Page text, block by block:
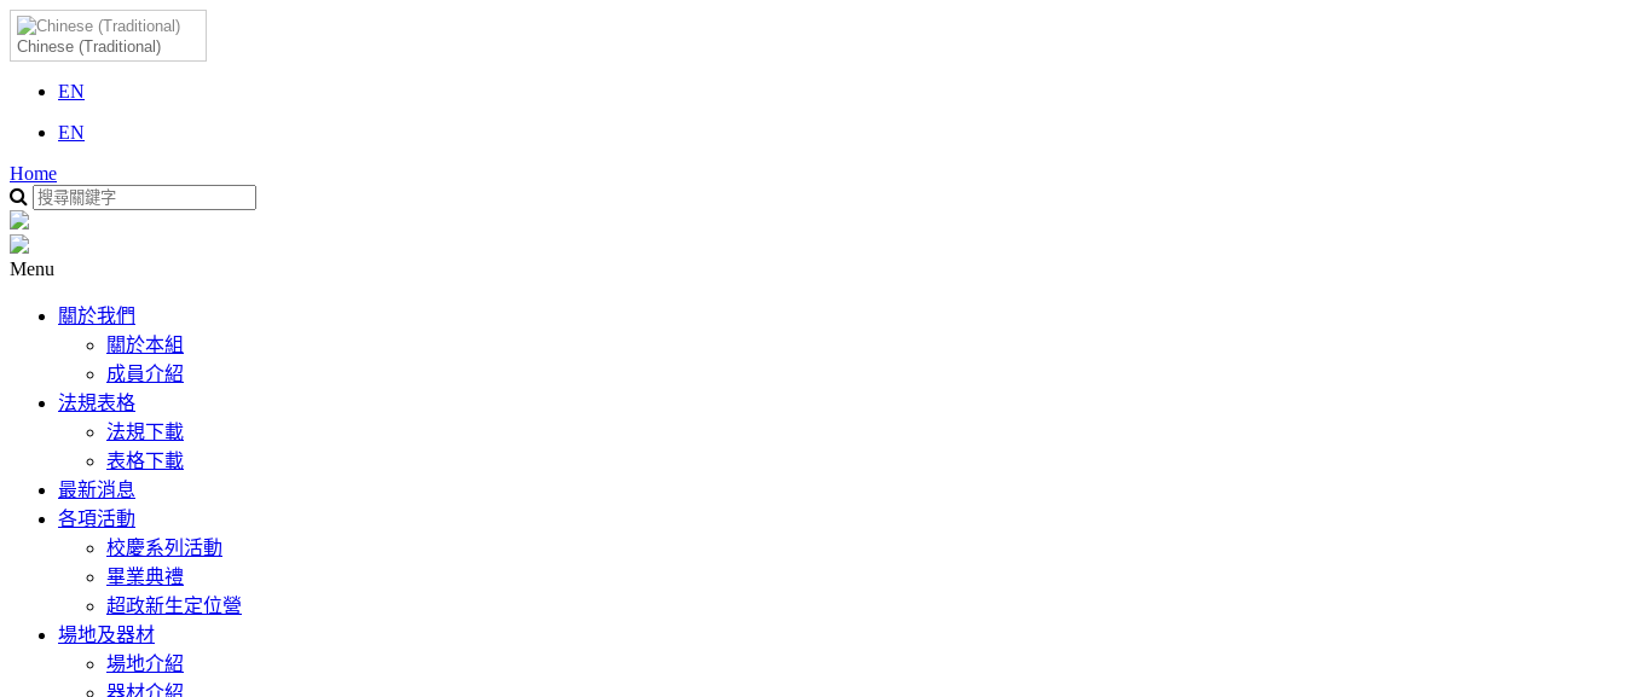
Chinese (Traditional)
EN
EN
Home
Menu
關於我們
關於本組
成員介紹
法規表格
法規下載
表格下載
最新消息
各項活動
校慶系列活動
畢業典禮
超政新生定位營
場地及器材
場地介紹
器材介紹